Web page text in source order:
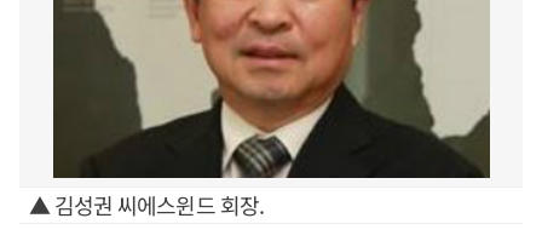
▲ 김성권 씨에스윈드 회장.